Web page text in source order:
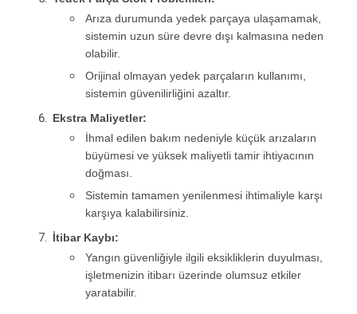
Arıza durumunda yedek parçaya ulaşamamak,
sistemin uzun süre devre dışı kalmasına neden
olabilir.
Orijinal olmayan yedek parçaların kullanımı,
sistemin güvenilirliğini azaltır.
Ekstra Maliyetler:
İhmal edilen bakım nedeniyle küçük arızaların
büyümesi ve yüksek maliyetli tamir ihtiyacının
doğması.
Sistemin tamamen yenilenmesi ihtimaliyle karşı
karşıya kalabilirsiniz.
İtibar Kaybı:
Yangın güvenliğiyle ilgili eksikliklerin duyulması,
işletmenizin itibarı üzerinde olumsuz etkiler
yaratabilir.